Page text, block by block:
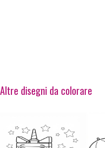
Altre disegni da colorare